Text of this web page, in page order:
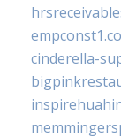
cinderella-